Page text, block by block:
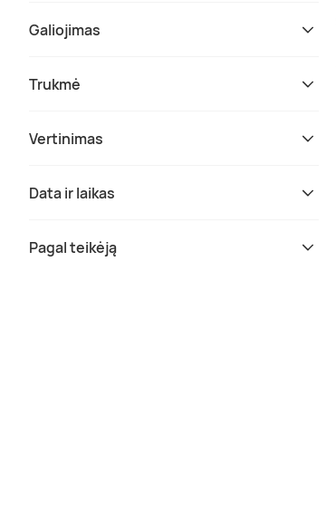
Galiojimas
Trukmė
Vertinimas
Data ir laikas
Pagal teikėją